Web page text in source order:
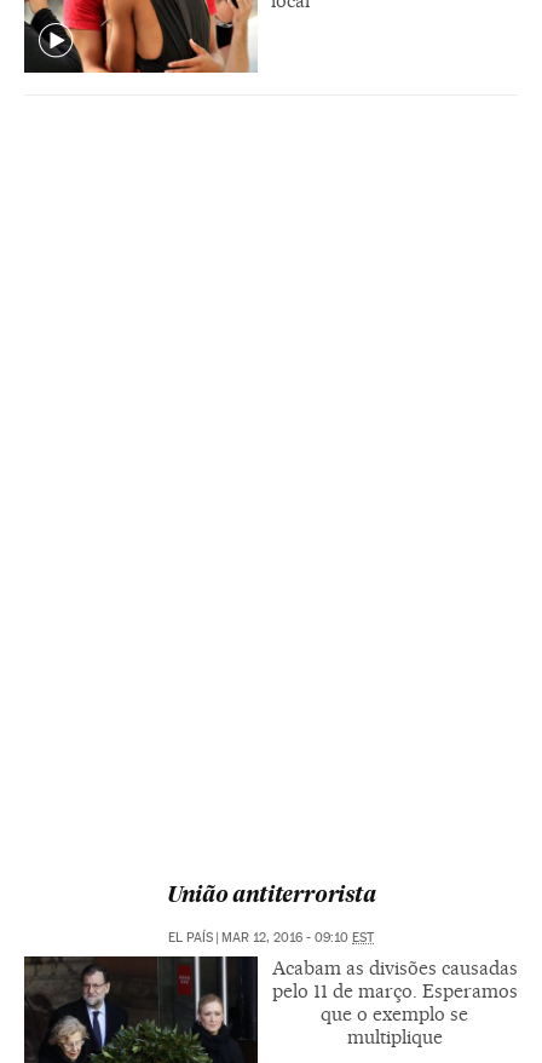
União antiterrorista
EL PAÍS | MAR 12, 2016 - 09:10 EST
Acabam as divisões causadas
pelo 11 de março. Esperamos
que o exemplo se
multiplique